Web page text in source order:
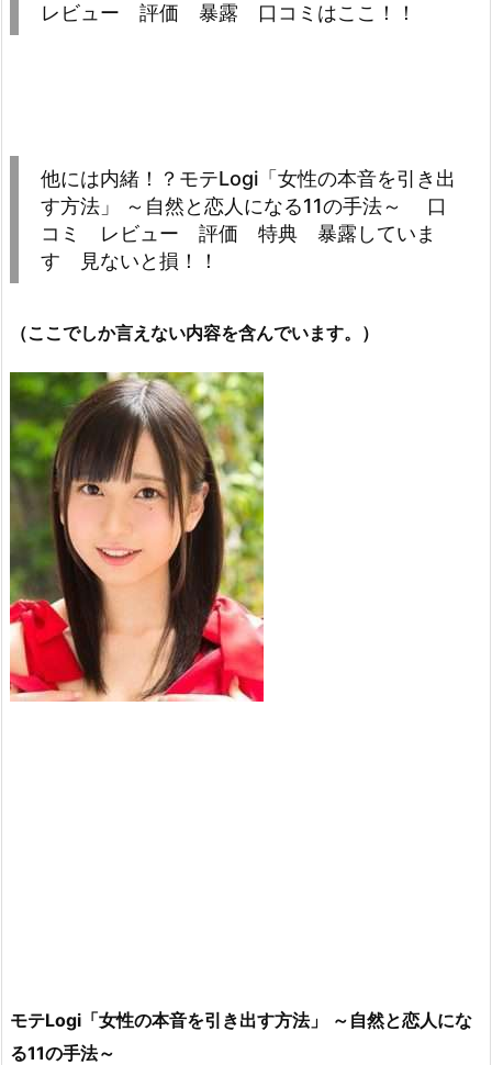
レビュー 評価 暴露 口コミはここ！！
他には内緒！？モテLogi「女性の本音を引き出
す方法」 ～自然と恋人になる11の手法～ 口
コミ レビュー 評価 特典 暴露していま
す 見ないと損！！
（ここでしか言えない内容を含んでいます。）
モテLogi「女性の本音を引き出す方法」 ～自然と恋人にな
る11の手法～